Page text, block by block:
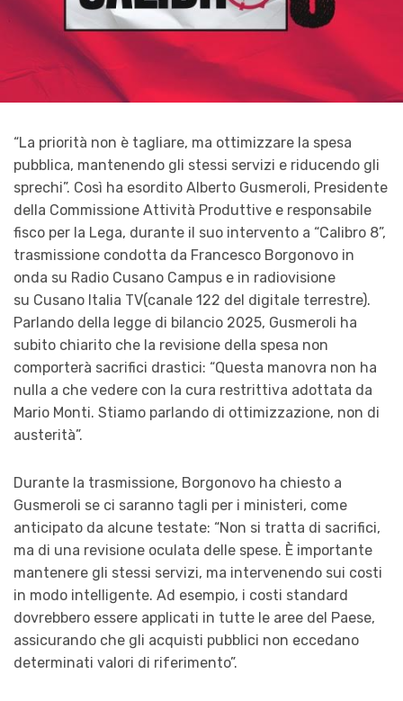
“La priorità non è tagliare, ma ottimizzare la spesa
pubblica, mantenendo gli stessi servizi e riducendo gli
sprechi”. Così ha esordito Alberto Gusmeroli, Presidente
della Commissione Attività Produttive e responsabile
fisco per la Lega, durante il suo intervento a “Calibro 8”,
trasmissione condotta da Francesco Borgonovo in
onda su Radio Cusano Campus e in radiovisione
su Cusano Italia TV(canale 122 del digitale terrestre).
Parlando della legge di bilancio 2025, Gusmeroli ha
subito chiarito che la revisione della spesa non
comporterà sacrifici drastici: “Questa manovra non ha
nulla a che vedere con la cura restrittiva adottata da
Mario Monti. Stiamo parlando di ottimizzazione, non di
austerità”.
Durante la trasmissione, Borgonovo ha chiesto a
Gusmeroli se ci saranno tagli per i ministeri, come
anticipato da alcune testate: “Non si tratta di sacrifici,
ma di una revisione oculata delle spese. È importante
mantenere gli stessi servizi, ma intervenendo sui costi
in modo intelligente. Ad esempio, i costi standard
dovrebbero essere applicati in tutte le aree del Paese,
assicurando che gli acquisti pubblici non eccedano
determinati valori di riferimento”.